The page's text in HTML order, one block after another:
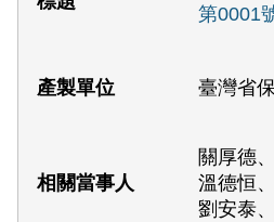
第0001
臺灣省
關厚德
溫德恒
劉安泰